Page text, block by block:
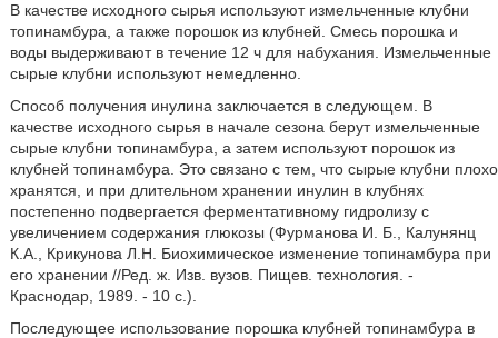
В качестве исходного сырья используют измельченные клубни
топинамбура, а также порошок из клубней. Смесь порошка и
воды выдерживают в течение 12 ч для набухания. Измельченные
сырые клубни используют немедленно.
Способ получения инулина заключается в следующем. В
качестве исходного сырья в начале сезона берут измельченные
сырые клубни топинамбура, а затем используют порошок из
клубней топинамбура. Это связано с тем, что сырые клубни плохо
хранятся, и при длительном хранении инулин в клубнях
постепенно подвергается ферментативному гидролизу с
увеличением содержания глюкозы (Фурманова И. Б., Калунянц
К.А., Крикунова Л.Н. Биохимическое изменение топинамбура при
его хранении //Ред. ж. Изв. вузов. Пищев. технология. -
Краснодар, 1989. - 10 с.).
Последующее использование порошка клубней топинамбура в